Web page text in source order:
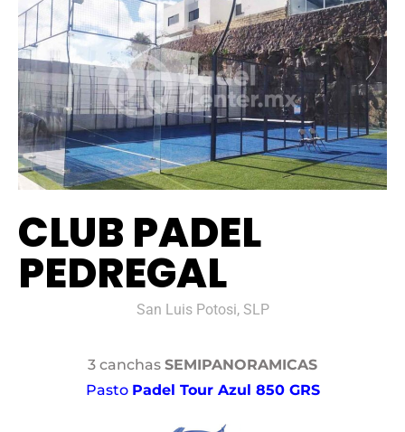
CLUB PADEL
PEDREGAL
San Luis Potosi, SLP
3 canchas SEMIPANORAMICAS
Pasto Padel Tour Azul 850 GRS